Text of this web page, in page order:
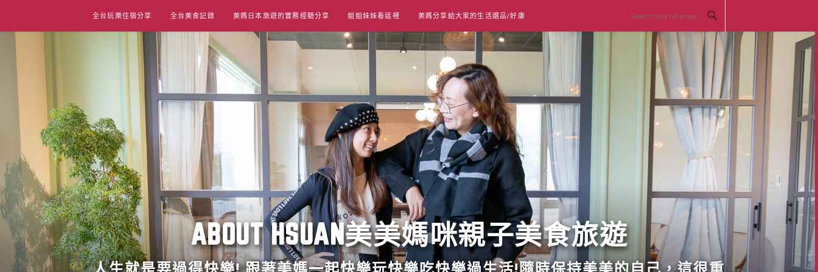
content
全台玩樂住宿分享 全台美食記錄 美媽日本旅遊的實務經驗分享 姐姐妹妹看這裡 美媽分享給大家的生活選品/好康
ABOUT HSUAN美美媽咪親子美食旅遊